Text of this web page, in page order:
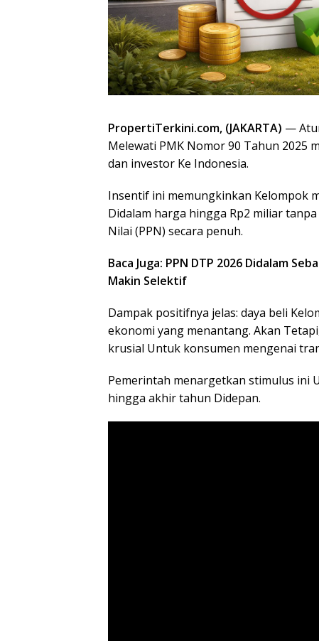
PropertiTerkini.com, (JAKARTA) —
Melewati PMK Nomor 90 Tahun 2025
dan investor Ke Indonesia.
Insentif ini memungkinkan Kelompok
Didalam harga hingga Rp2 miliar
Nilai (PPN) secara penuh.
Baca Juga: PPN DTP 2026 Didalam
Makin Selektif
Dampak positifnya jelas: daya beli
ekonomi yang menantang. Akan
krusial Untuk konsumen mengenai
Pemerintah menargetkan stimulus ini
hingga akhir tahun Didepan.